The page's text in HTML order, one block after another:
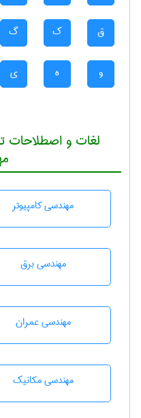
ق ک گ
و ه ی
لغات و
مهندسی كامپيوتر
مهندسی برق
مهندسی عمران
مهندسی مکانیک